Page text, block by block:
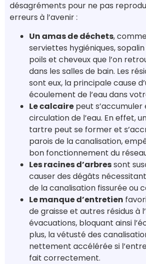
désagréments pour ne pas
erreurs à l’avenir :
Un amas de déchets,
serviettes hygiéniques,
poils et cheveux que l’on
dans les salles de bain. Les
sont eux, la principale cause
écoulement de l’eau dans
Le calcaire peut
circulation de l’eau. En effet,
tartre peut se former et
parois de la canalisation,
bon fonctionnement du
Les racines d’arbressont
causer des dégâts
de la canalisation fissurée ou
Le manque d’entretien
de graisse et autres résidus à
évacuations, bloquant ainsi
plus, la vétusté des
nettement accélérée si
fait correctement.